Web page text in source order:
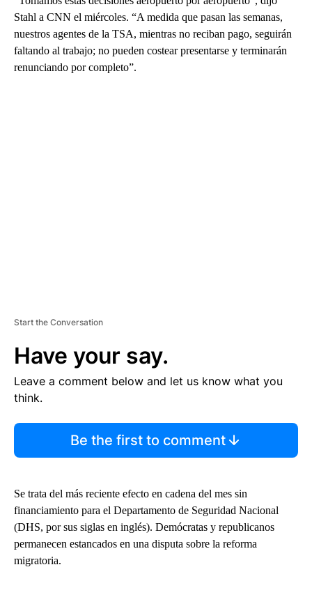
Stahl a CNN el miércoles. “A medida que pasan las semanas,
nuestros agentes de la TSA, mientras no reciban pago, seguirán
faltando al trabajo; no pueden costear presentarse y terminarán
renunciando por completo”.
Start the Conversation
Have your say.
Leave a comment below and let us know what you
think.
Be the first to comment
Se trata del más reciente efecto en cadena del mes sin
financiamiento para el Departamento de Seguridad Nacional
(DHS, por sus siglas en inglés). Demócratas y republicanos
permanecen estancados en una disputa sobre la reforma
migratoria.